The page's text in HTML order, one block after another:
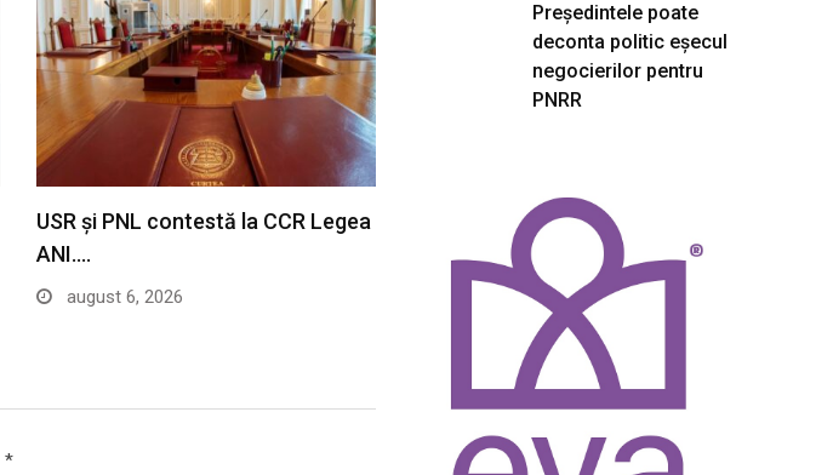
USR și PNL contestă la CCR Legea
ANI.…
august 6, 2026
*
Președintele poate
deconta politic eșecul
negocierilor pentru
PNRR